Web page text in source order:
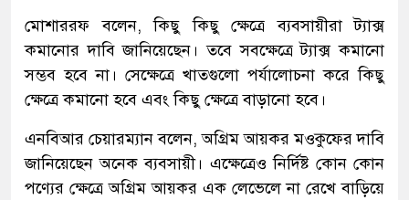
মোশাররফ বলেন, কিছু কিছু ক্ষেত্রে ব্যবসায়ীরা ট্যাক্স
কমানোর দাবি জানিয়েছেন। তবে সবক্ষেত্রে ট্যাক্স কমানো
সম্ভব হবে না। সেক্ষেত্রে খাতগুলো পর্যালোচনা করে কিছু
ক্ষেত্রে কমানো হবে এবং কিছু ক্ষেত্রে বাড়ানো হবে।
এনবিআর চেয়ারম্যান বলেন, অগ্রিম আয়কর মওকুফের দাবি
জানিয়েছেন অনেক ব্যবসায়ী। এক্ষেত্রেও নির্দিষ্ট কোন কোন
পণ্যের ক্ষেত্রে অগ্রিম আয়কর এক লেভেলে না রেখে বাড়িয়ে